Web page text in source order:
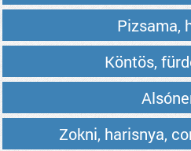
Pizsama,
Köntös,
Zokni, harisnya,